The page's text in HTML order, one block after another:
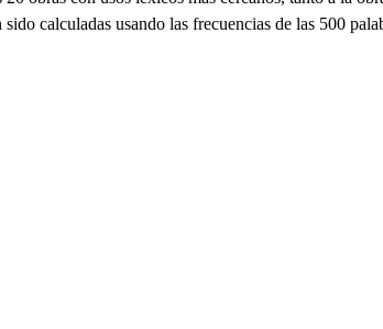
calculadas usando las frecuencias de las 500